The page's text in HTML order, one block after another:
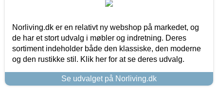
Norliving.dk er en relativt ny webshop på markedet, og
de har et stort udvalg i møbler og indretning. Deres
sortiment indeholder både den klassiske, den moderne
og den rustikke stil. Klik her for at se deres udvalg.
Se udvalget på Norliving.dk